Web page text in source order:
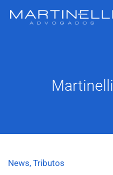
Martinelli
News, Tributos